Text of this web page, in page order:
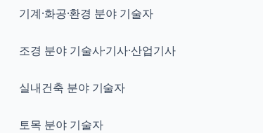
기계·화공·환경 분야 기술자
조경 분야 기술사·기사·산업기사
실내건축 분야 기술자
토목 분야 기술자